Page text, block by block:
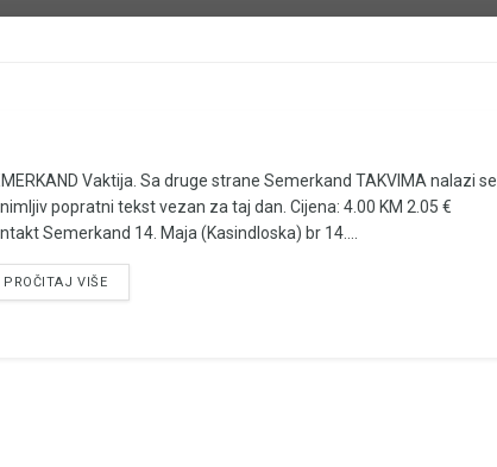
Vaktija. Sa druge strane Semerkand TAKVIMA nalazi se
popratni tekst vezan za taj dan. Cijena: 4.00 KM 2.05 €
Semerkand 14. Maja (Kasindloska) br 14....
PROČITAJ VIŠE